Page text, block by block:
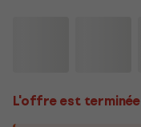
L'offre est terminée